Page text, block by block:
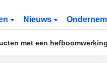
Nieuws
met een